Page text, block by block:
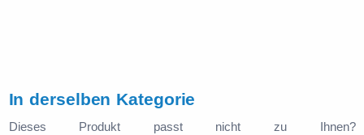
In derselben Kategorie
Dieses Produkt passt nicht zu Ihnen?